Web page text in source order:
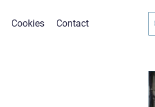
Cookies Contact